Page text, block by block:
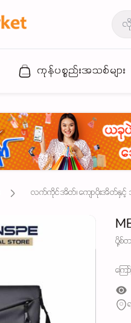
ကုန်ပစ္စည်းအသစ်များ
လက်ကိုင်အိတ်၊ ကျောပိုးအိတ်နှင့် အိ
ပို့စ်
ကြေ